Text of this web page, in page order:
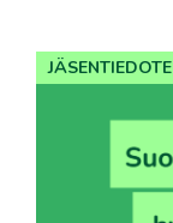
JÄSENTIEDOTE